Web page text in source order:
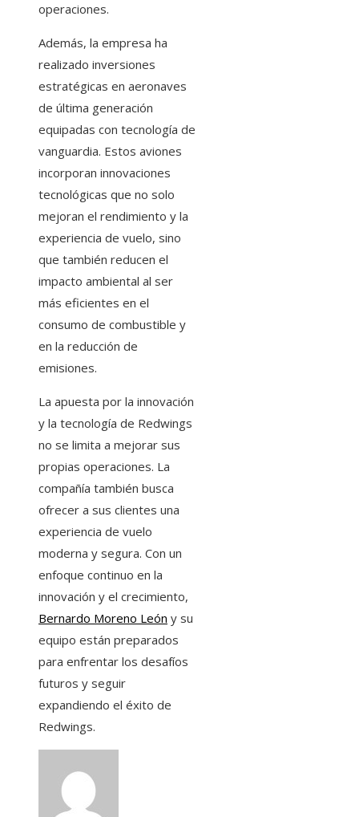
operaciones.
Además, la empresa ha
realizado inversiones
estratégicas en aeronaves
de última generación
equipadas con tecnología de
vanguardia. Estos aviones
incorporan innovaciones
tecnológicas que no solo
mejoran el rendimiento y la
experiencia de vuelo, sino
que también reducen el
impacto ambiental al ser
más eficientes en el
consumo de combustible y
en la reducción de
emisiones.
La apuesta por la innovación
y la tecnología de Redwings
no se limita a mejorar sus
propias operaciones. La
compañía también busca
ofrecer a sus clientes una
experiencia de vuelo
moderna y segura. Con un
enfoque continuo en la
innovación y el crecimiento,
Bernardo Moreno León y su
equipo están preparados
para enfrentar los desafíos
futuros y seguir
expandiendo el éxito de
Redwings.